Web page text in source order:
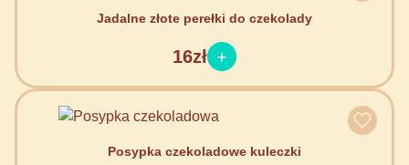
Jadalne złote perełki do czekolady
16zł
Posypka czekoladowe kuleczki